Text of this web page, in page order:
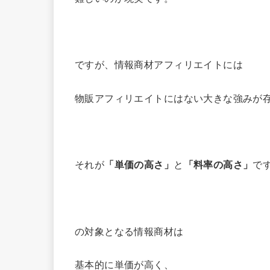
ですが、情報商材アフィリエイトには
物販アフィリエイトにはない大きな強みが
それが 「単価の高さ」 と 「料率の高さ」 で
の対象となる情報商材は
基本的に単価が高く、